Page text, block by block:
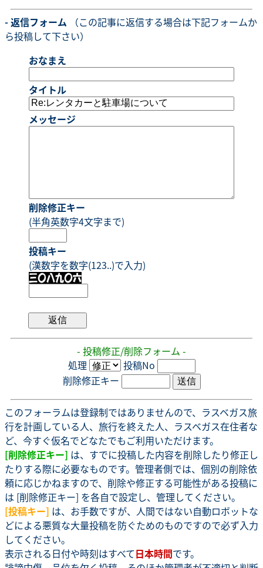
- 返信フォーム （この記事に返信する場合は下記フォームか
ら投稿して下さい）
おなまえ
タイトル
メッセージ
削除修正キー
(半角英数字4文字まで)
投稿キー
(漢数字を数字(123..)で入力)
- 投稿修正/削除フォーム -
処理
投稿No
削除修正キー
このフォーラムは登録制ではありませんので、ラスベガス旅
行を計画している人、旅行を終えた人、ラスベガス在住者な
ど、今すぐ仮名でどなたでもご利用いただけます。
[削除修正キー] は、すでに投稿した内容を削除したり修正し
たりする際に必要なものです。管理者側では、個別の削除依
頼に応じかねますので、削除や修正する可能性がある投稿に
は [削除修正キー] を各自で設定し、管理してください。
[投稿キー] は、お手数ですが、人間ではない自動ロボットな
どによる悪質な大量投稿を防ぐためのものですので必ず入力
してください。
表示される日付や時刻はすべて日本時間です。